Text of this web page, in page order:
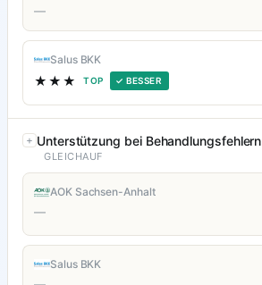
—
Salus BKK
★★★ TOP ✓ BESSER
Unterstützung bei Behandlungsfehlern
GLEICHAUF
AOK Sachsen-Anhalt
—
Salus BKK